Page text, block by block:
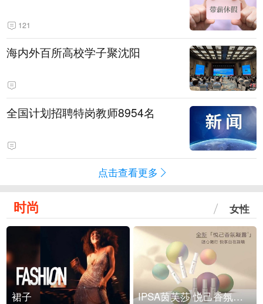
121
海内外百所高校学子聚沈阳
全国计划招聘特岗教师8954名
点击查看更多
时尚 女性
裙子 IPSA茵芙莎 悦己香氛凝露上市